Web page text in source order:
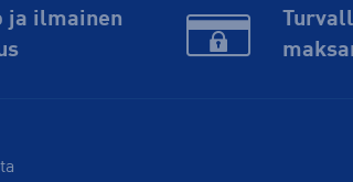
ja ilmainen